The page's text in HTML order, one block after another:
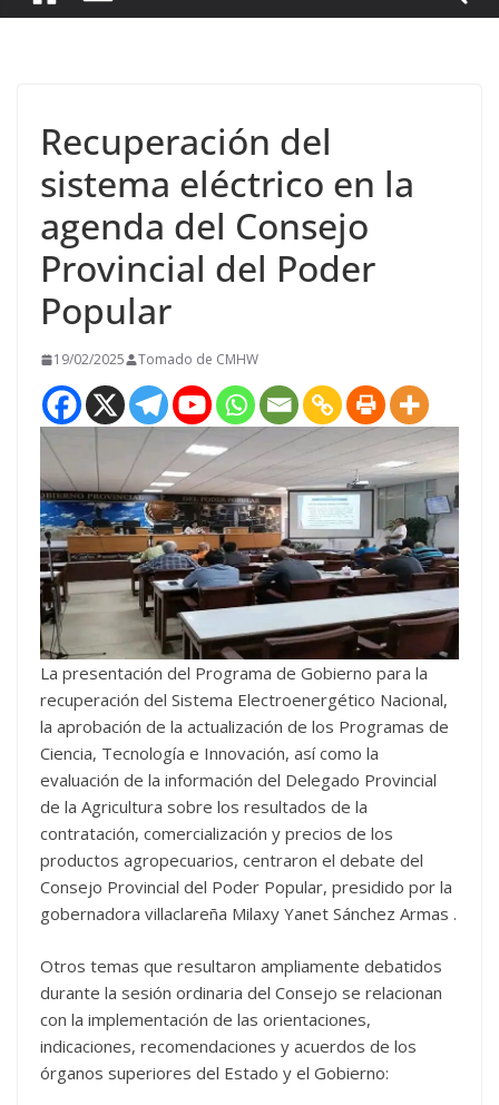
Recuperación del
sistema eléctrico en la
agenda del Consejo
Provincial del Poder
Popular
19/02/2025 Tomado de CMHW
La presentación del Programa de Gobierno para la
recuperación del Sistema Electroenergético Nacional,
la aprobación de la actualización de los Programas de
Ciencia, Tecnología e Innovación, así como la
evaluación de la información del Delegado Provincial
de la Agricultura sobre los resultados de la
contratación, comercialización y precios de los
productos agropecuarios, centraron el debate del
Consejo Provincial del Poder Popular, presidido por la
gobernadora villaclareña Milaxy Yanet Sánchez Armas .
Otros temas que resultaron ampliamente debatidos
durante la sesión ordinaria del Consejo se relacionan
con la implementación de las orientaciones,
indicaciones, recomendaciones y acuerdos de los
órganos superiores del Estado y el Gobierno: